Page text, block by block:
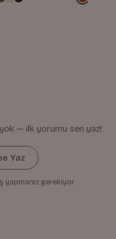
— ilk yorumu sen yaz!
Yaz
yapmanız gerekiyor.